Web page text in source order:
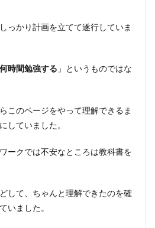
っかり計画を立てて遂行していま
何時間勉強する 」というものではな
このページをやって理解できるま
していました。
ークでは不安なところは教科書を
して、ちゃんと理解できたのを確
いました。